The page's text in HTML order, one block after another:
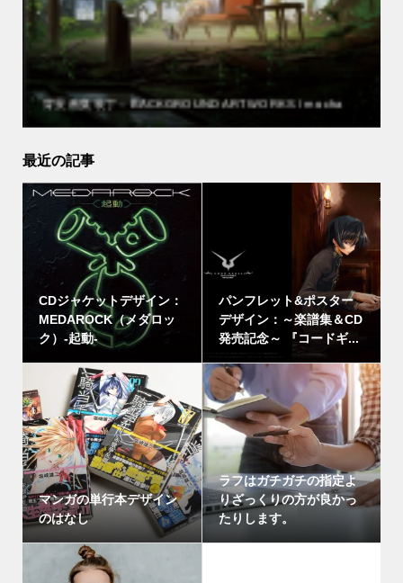
背景画集装丁：BACKGROUND ARTWORKS / mocha
最近の記事
CDジャケットデザイン：
MEDAROCK（メダロッ
ク）-起動-
パンフレット&ポスター
デザイン：～楽譜集＆CD
発売記念～ 『コードギ...
マンガの単行本デザイン
のはなし
ラフはガチガチの指定よ
りざっくりの方が良かっ
たりします。